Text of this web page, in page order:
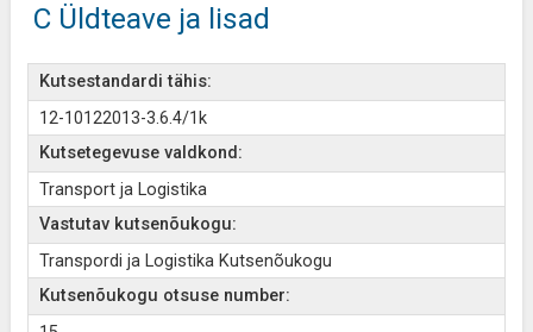
C Üldteave ja lisad
Kutsestandardi tähis:
12-10122013-3.6.4/1k
Kutsetegevuse valdkond:
Transport ja Logistika
Vastutav kutsenõukogu:
Transpordi ja Logistika Kutsenõukogu
Kutsenõukogu otsuse number: